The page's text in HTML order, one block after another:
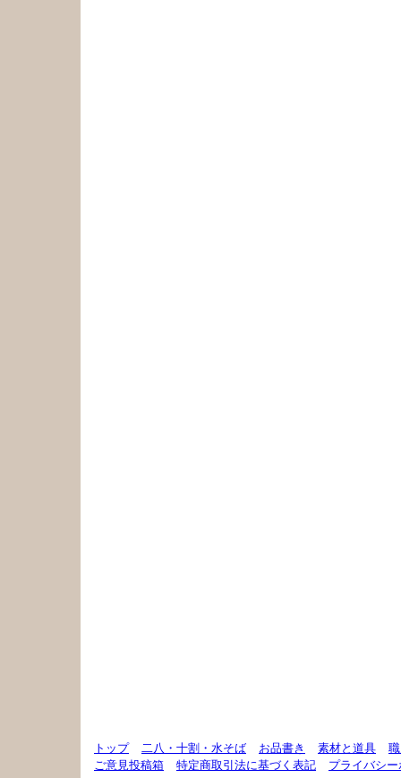
トップ 二八・十割・水そば お品書き 素材と道具
ご意見投稿箱
特定商取引法に基づく表記
プライバシ